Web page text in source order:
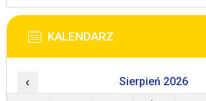
KALENDARZ
‹ Sierpień 2026